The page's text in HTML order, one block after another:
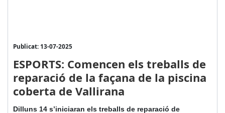
Publicat: 13-07-2025
ESPORTS: Comencen els treballs de
reparació de la façana de la piscina
coberta de Vallirana
Dilluns 14 s’iniciaran els treballs de reparació de